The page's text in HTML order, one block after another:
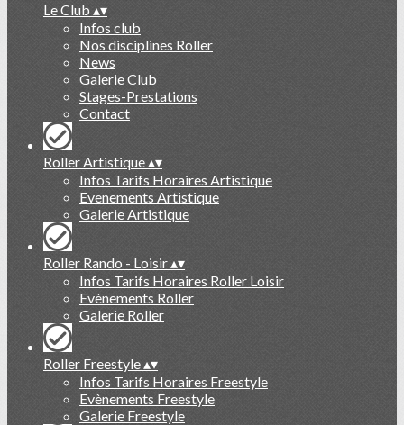
Le Club▴▾
Infos club
Nos disciplines Roller
News
Galerie Club
Stages-Prestations
Contact
Roller Artistique▴▾
Infos Tarifs Horaires Artistique
Evenements Artistique
Galerie Artistique
Roller Rando - Loisir▴▾
Infos Tarifs Horaires Roller Loisir
Evènements Roller
Galerie Roller
Roller Freestyle▴▾
Infos Tarifs Horaires Freestyle
Evènements Freestyle
Galerie Freestyle